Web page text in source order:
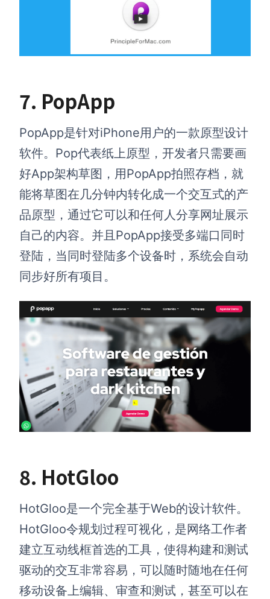
7. PopApp
PopApp是针对iPhone用户的一款原型设计
软件。Pop代表纸上原型，开发者只需要画
好App架构草图，用PopApp拍照存档，就
能将草图在几分钟内转化成一个交互式的产
品原型，通过它可以和任何人分享网址展示
自己的内容。并且PopApp接受多端口同时
登陆，当同时登陆多个设备时，系统会自动
同步好所有项目。
8. HotGloo
HotGloo是一个完全基于Web的设计软件。
HotGloo令规划过程可视化，是网络工作者
建立互动线框首选的工具，使得构建和测试
驱动的交互非常容易，可以随时随地在任何
移动设备上编辑、审查和测试，甚至可以在